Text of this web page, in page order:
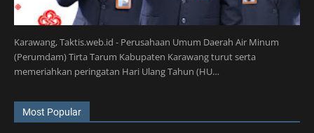
Karawang, Taktis.web.id - Perusahaan Umum Daerah Air Minum
(Perumdam) Tirta Tarum Kabupaten Karawang turut serta
memeriahkan peringatan Hari Ulang Tahun (HU…
Most Popular